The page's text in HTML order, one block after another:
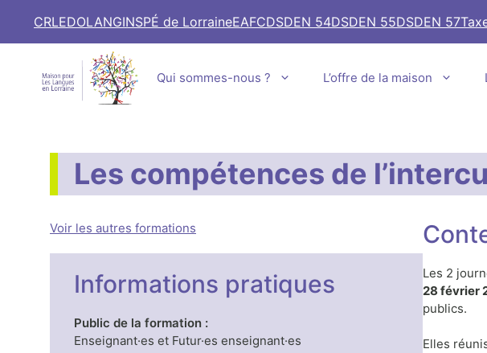
contenu
CRLEDOLANGINSPÉ de LorraineEAFCDSDEN 54DSDEN 55DSDEN 57
Qui sommes-nous ? L’offre de la maison
Les compétences de
Voir les autres formations
Informations pratiques
Public de la formation :
Enseignant·es et Futur·es enseignant·es
Les 2
28 février
publics.
Elles